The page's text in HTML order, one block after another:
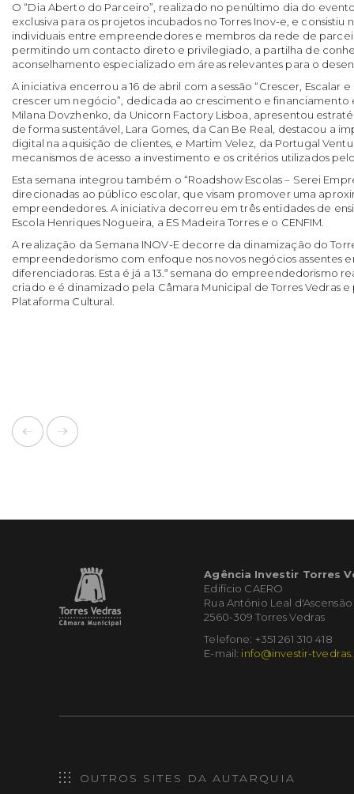
O “Dia Aberto do Parceiro”, realizado no penúltimo dia do
exclusiva para os projetos incubados no Torres Inov-e, e consistiu
individuais entre empreendedores e membros da rede de
permitindo um contacto direto e privilegiado, a partilha de
aconselhamento especializado em áreas relevantes para o
A iniciativa encerrou a 16 de abril com a sessão “Crescer, Escalar
crescer um negócio”, dedicada ao crescimento e financiamento
Milana Dovzhenko, da Unicorn Factory Lisboa, apresentou
de forma sustentável, Lara Gomes, da Can Be Real, destacou a
digital na aquisição de clientes, e Martim Velez, da Portugal
mecanismos de acesso a investimento e os critérios utilizados
Esta semana integrou também o “Roadshow Escolas – Serei
direcionadas ao público escolar, que visam promover uma
empreendedores. A iniciativa decorreu em três entidades de
Escola Henriques Nogueira, a ES Madeira Torres e o CENFIM.
A realização da Semana INOV-E decorre da dinamização do
empreendedorismo com enfoque nos novos negócios assentes
diferenciadoras. Esta é já a 13.ª semana do empreendedorismo
criado e é dinamizado pela Câmara Municipal de Torres Vedras e
Plataforma Cultural.
Agência Investir Torres
Edifício CAERO
Rua António Leal d'Ascensão
2560-309 Torres Vedras
Telefone: +351 261 310 418
E-mail: info@investir-
OUTROS SITES DA AUTARQUIA